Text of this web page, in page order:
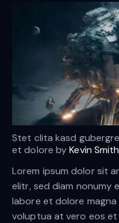
Stet clita kasd
et dolore byKevin Smith
Lorem ipsum dolor sit
elitr, sed diam nonumy
labore et dolore
voluptua at vero eos